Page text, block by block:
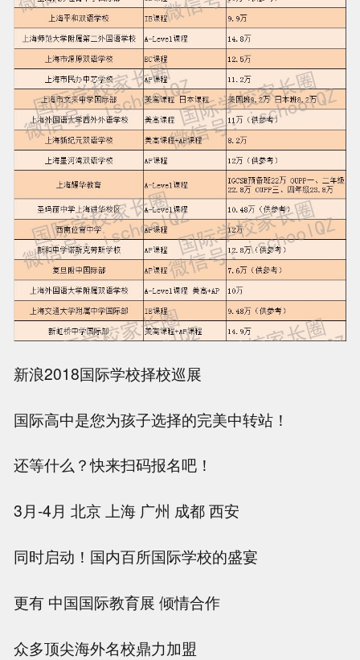
新浪2018国际学校择校巡展
国际高中是您为孩子选择的完美中转站！
还等什么？快来扫码报名吧！
3月-4月 北京 上海 广州 成都 西安
同时启动！国内百所国际学校的盛宴
更有 中国国际教育展 倾情合作
众多顶尖海外名校鼎力加盟